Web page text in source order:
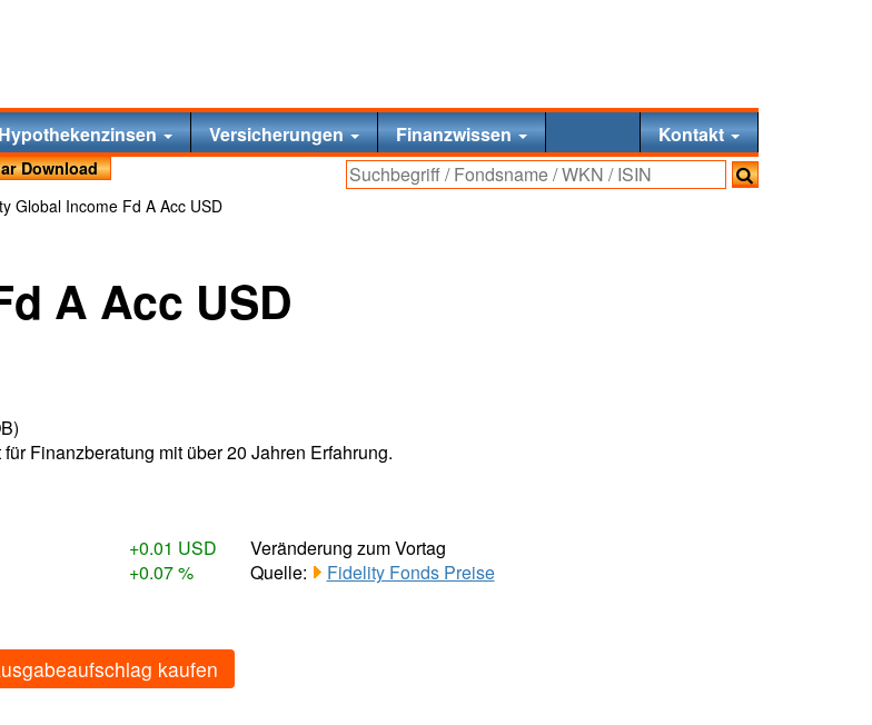
Versicherungen Finanzwissen Kontakt
Download
Global Income Fd A Acc USD
A Acc USD
Finanzberatung mit über 20 Jahren Erfahrung.
+0.01 USD
+0.07 %
Veränderung zum Vortag
Quelle:
Fidelity Fonds Preise
kaufen